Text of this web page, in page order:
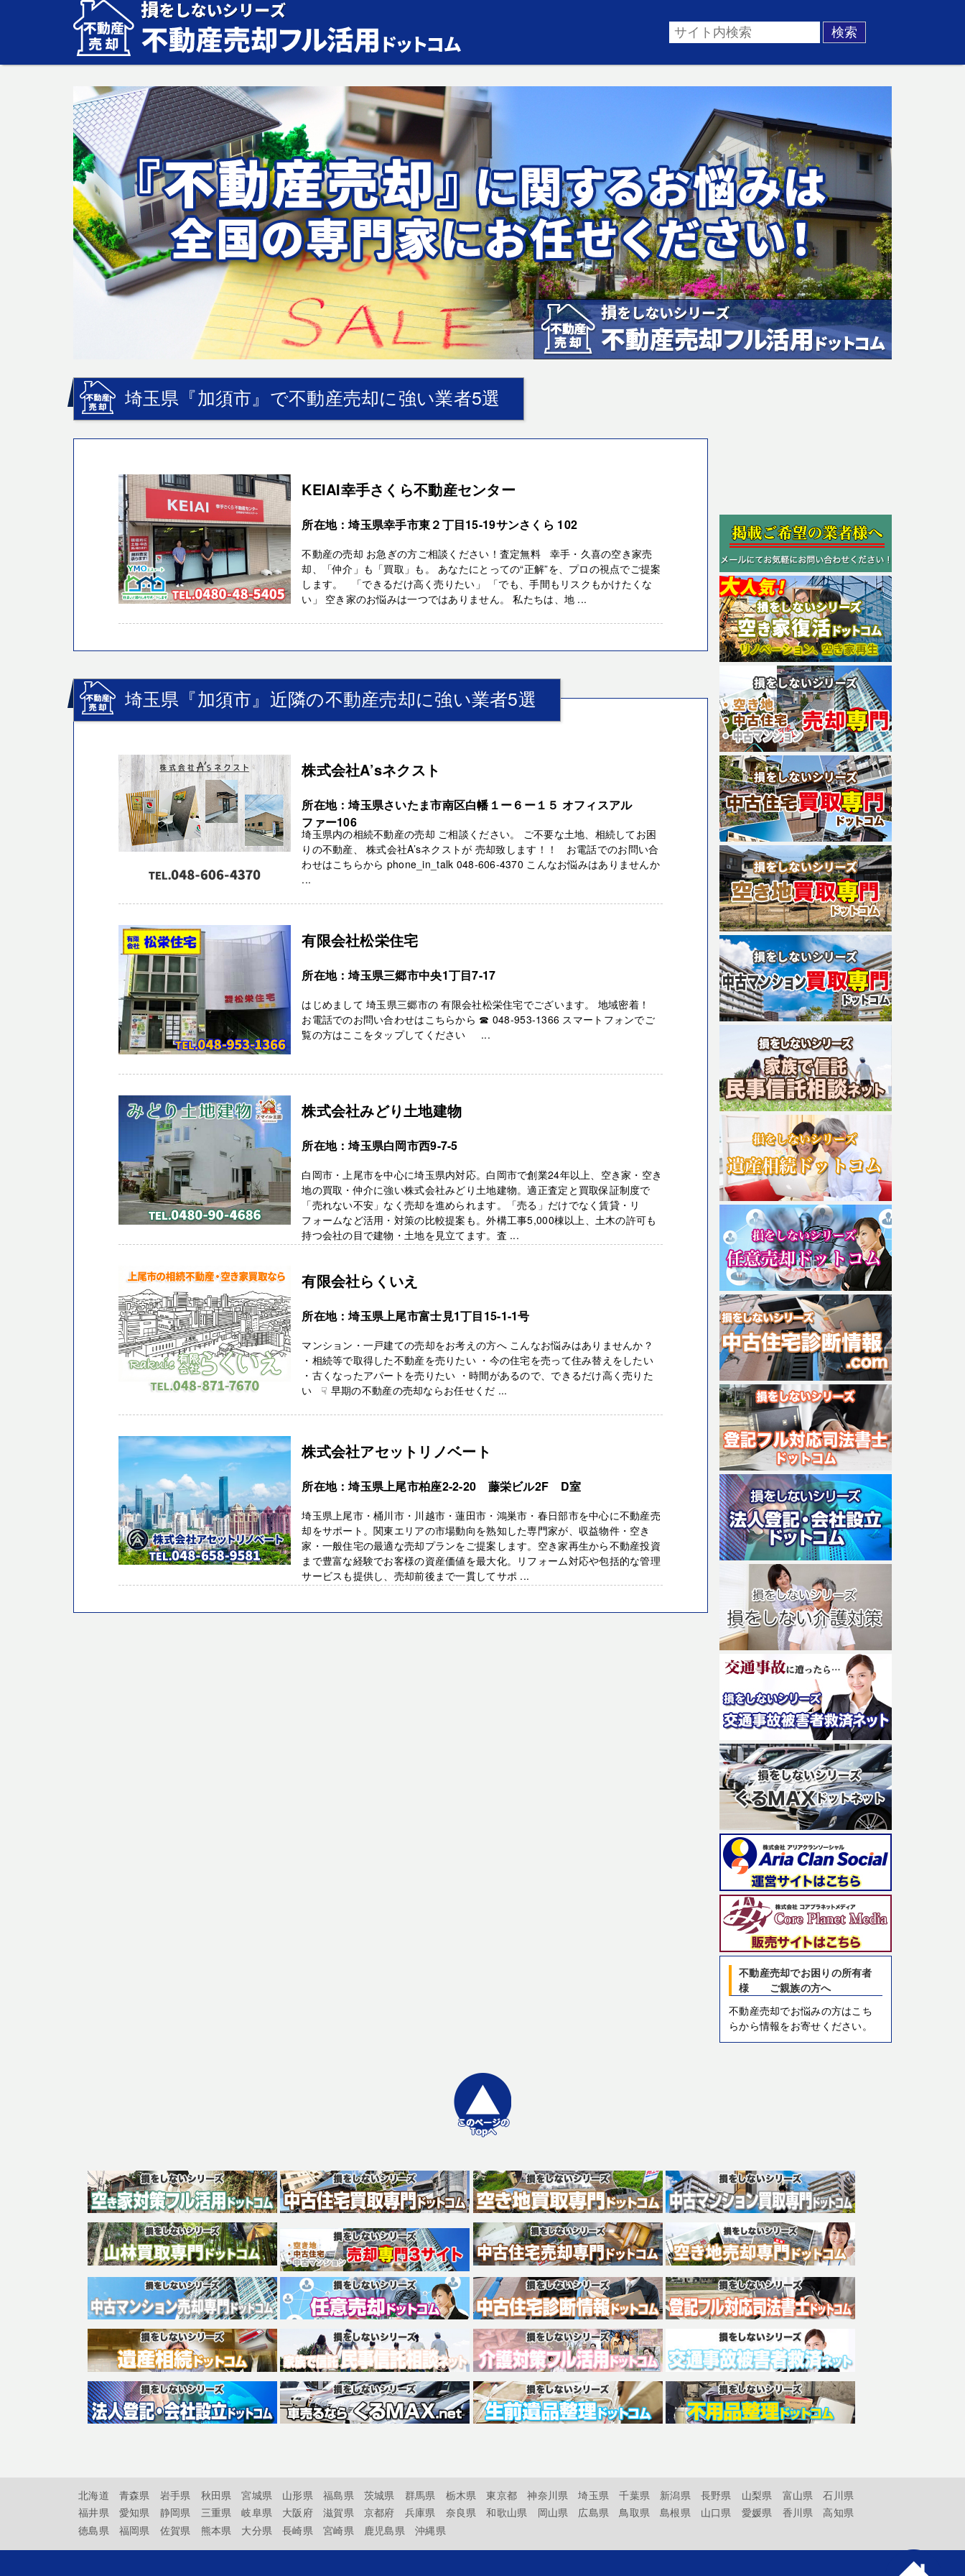
埼玉県『加須市』で不動産売却に強い業者5選
KEIAI幸手さくら不動産センター
所在地：埼玉県幸手市東２丁目15-19サンさくら 102
不動産の売却 お急ぎの方ご相談ください！査定無料 幸手・久喜の空き家売
却、「仲介」も「買取」も。 あなたにとっての“正解”を、プロの視点でご提案
します。 「できるだけ高く売りたい」 「でも、手間もリスクもかけたくな
い」 空き家のお悩みは一つではありません。 私たちは、地 ...
埼玉県『加須市』近隣の不動産売却に強い業者5選
株式会社A’sネクスト
所在地：埼玉県さいたま市南区白幡１ー６ー１５ オフィスアル
ファー106
埼玉県内の相続不動産の売却 ご相談ください。 ご不要な土地、相続してお困
りの不動産、 株式会社A’sネクストが 売却致します！！ お電話でのお問い合
わせはこちらから phone_in_talk 048-606-4370 こんなお悩みはありませんか
...
有限会社松栄住宅
所在地：埼玉県三郷市中央1丁目7-17
はじめまして 埼玉県三郷市の 有限会社松栄住宅でございます。 地域密着！
お電話でのお問い合わせはこちらから ☎ 048-953-1366 スマートフォンでご
覧の方はここをタップしてください ...
株式会社みどり土地建物
所在地：埼玉県白岡市西9-7-5
白岡市・上尾市を中心に埼玉県内対応。白岡市で創業24年以上、空き家・空き
地の買取・仲介に強い株式会社みどり土地建物。適正査定と買取保証制度で
「売れない不安」なく売却を進められます。「売る」だけでなく賃貸・リ
フォームなど活用・対策の比較提案も。外構工事5,000棟以上、土木の許可も
持つ会社の目で建物・土地を見立てます。査 ...
有限会社らくいえ
所在地：埼玉県上尾市富士見1丁目15-1-1号
マンション・一戸建ての売却をお考えの方へ こんなお悩みはありませんか？
・相続等で取得した不動産を売りたい ・今の住宅を売って住み替えをしたい
・古くなったアパートを売りたい ・時間があるので、できるだけ高く売りた
い ☟ 早期の不動産の売却ならお任せくだ ...
株式会社アセットリノベート
所在地：埼玉県上尾市柏座2-2-20 藤栄ビル2F D室
埼玉県上尾市・桶川市・川越市・蓮田市・鴻巣市・春日部市を中心に不動産売
却をサポート。関東エリアの市場動向を熟知した専門家が、収益物件・空き
家・一般住宅の最適な売却プランをご提案します。空き家再生から不動産投資
まで豊富な経験でお客様の資産価値を最大化。リフォーム対応や包括的な管理
サービスも提供し、売却前後まで一貫してサポ ...
不動産売却でお困りの所有者
様 ご親族の方へ
不動産売却でお悩みの方はこち
らから情報をお寄せください。
北海道 青森県 岩手県 秋田県 宮城県 山形県 福島県 茨城県 群馬県 栃木県 東京都 神奈川県 埼玉県 千葉県 新潟県 長野県 山梨県 富山県
石川県
福井県
愛知県 静岡県 三重県 岐阜県 大阪府 滋賀県 京都府 兵庫県 奈良県 和歌山県 岡山県 広島県 鳥取県 島根県 山口県 愛媛県 香川県
高知県
徳島県
福岡県 佐賀県 熊本県 大分県 長崎県 宮崎県 鹿児島県 沖縄県